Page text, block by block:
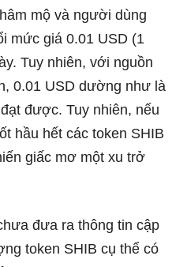
mộ và người dùng
mức giá 0.01 USD (1
Tuy nhiên, với nguồn
0.01 USD dường như là
được. Tuy nhiên, nếu
hầu hết các token SHIB
giấc mơ một xu trở
đưa ra thông tin cập
token SHIB cụ thể có